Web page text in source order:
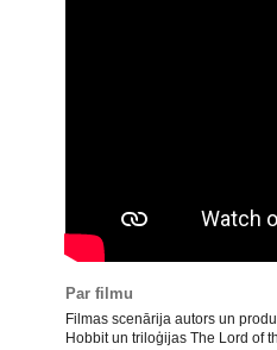
Par filmu
Filmas scenārija autors un
Hobbit un triloģijas The Lord of